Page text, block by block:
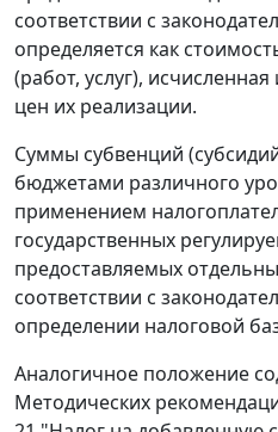
соответствии с
определяется как
(работ, услуг),
цен их реализации.
Суммы субвенций
бюджетами различного
применением
государственных
предоставляемых
соответствии с
определении налоговой
Аналогичное положение
Методических